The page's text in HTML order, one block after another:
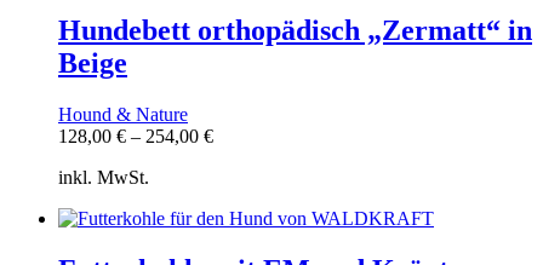
Hundebett orthopädisch „Zermatt“ in
Beige
Hound & Nature
128,00 € – 254,00 €
inkl. MwSt.